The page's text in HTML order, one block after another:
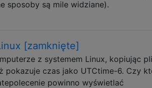
sposoby są mile widziane).
[zamknięte]
z systemem Linux, kopiując
czas jako UTCtime-6. Czy
powinno wyświetlać